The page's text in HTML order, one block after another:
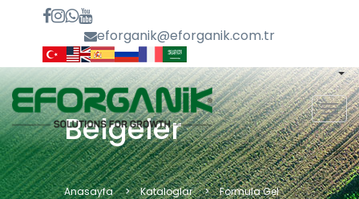
eforganik@eforganik.com.tr
Belgeler
Anasayfa Kataloglar Formula Gel